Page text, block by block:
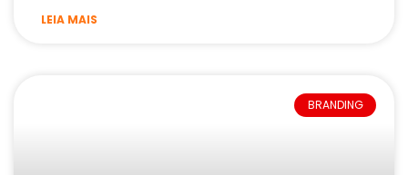
LEIA MAIS
BRANDING